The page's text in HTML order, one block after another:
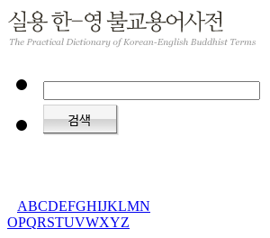
ABCDEFGHIJKLMN
OPQRSTUVWXYZ